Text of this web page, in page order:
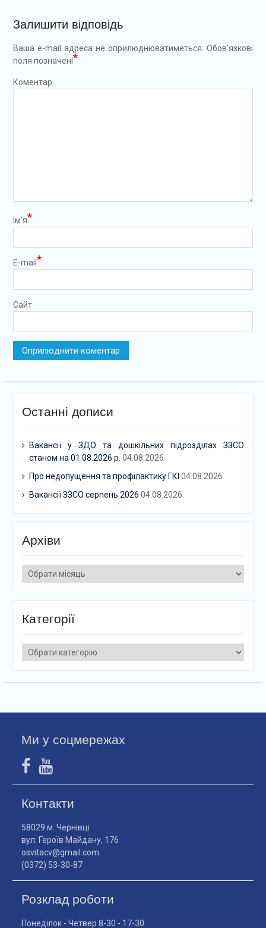
Залишити відповідь
Ваша e-mail адреса не оприлюднюватиметься. Обов’язкові
поля позначені*
Коментар
Ім’я*
E-mail *
Сайт
Останні дописи
Вакансії у ЗДО та дошкільних підрозділах ЗЗСО
станом на 01.08.2026 р. 04.08.2026
Про недопущення та профілактику ГКІ 04.08.2026
Вакансії ЗЗСО серпень 2026 04.08.2026
Архіви
Архіви
Категорії
Категорії
Ми у соцмережах
Контакти
58029 м. Чернівці
вул. Героїв Майдану, 176
osvitacv@gmail.com
(0372) 53-30-87
Розклад роботи
Понеділок - Четвер 8-30 - 17-30